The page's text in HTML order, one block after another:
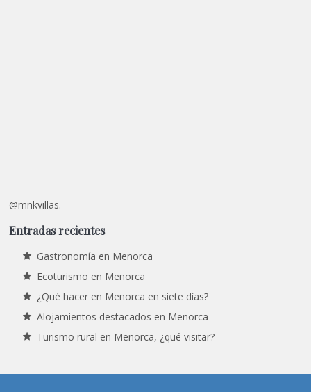
@mnkvillas.
Entradas recientes
Gastronomía en Menorca
Ecoturismo en Menorca
¿Qué hacer en Menorca en siete días?
Alojamientos destacados en Menorca
Turismo rural en Menorca, ¿qué visitar?